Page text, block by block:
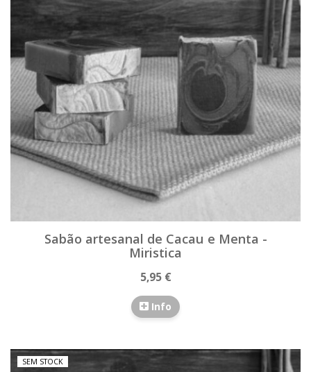
Sabão artesanal de Cacau e Menta -
Miristica
5,95 €
Info
SEM STOCK